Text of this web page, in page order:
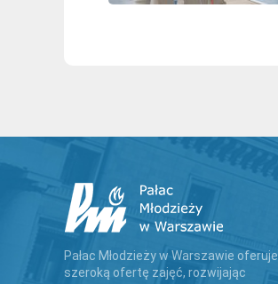
Pałac Młodzieży w Warszawie oferuje
szeroką ofertę zajęć, rozwijając